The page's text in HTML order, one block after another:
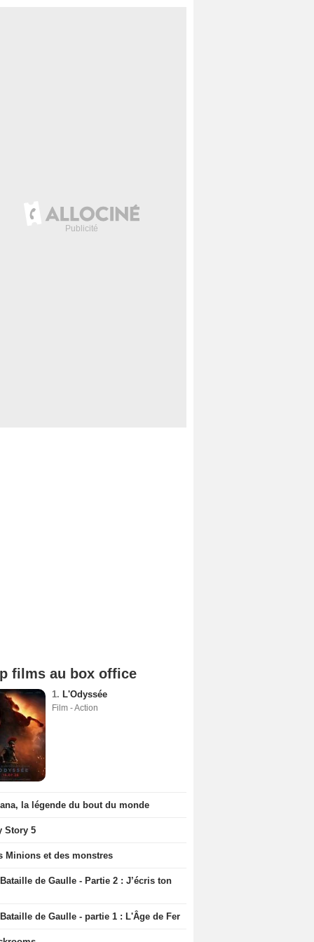
films au box office
1. L'Odyssée
Film - Action
la légende du bout du monde
Story 5
Minions et des monstres
de Gaulle - Partie 2 : J’écris ton
de Gaulle - partie 1 : L'Âge de Fer